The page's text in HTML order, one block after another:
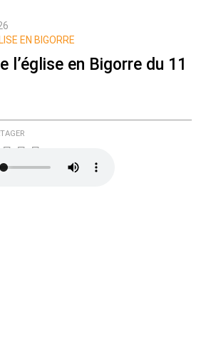
EN BIGORRE
l’église en Bigorre du 11